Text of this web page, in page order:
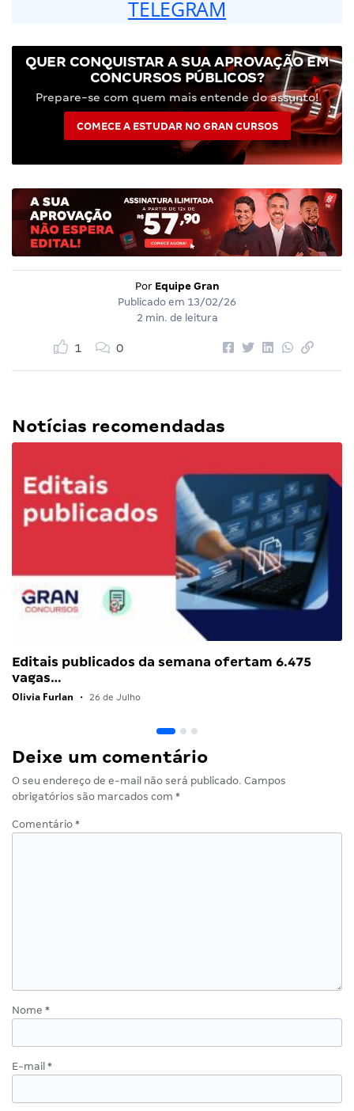
TELEGRAM
QUER CONQUISTAR A SUA APROVAÇÃO EM
CONCURSOS PÚBLICOS?
Prepare-se com quem mais entende do assunto!
COMECE A ESTUDAR NO GRAN CURSOS
Por Equipe Gran
Publicado em 13/02/26
2 min. de leitura
1 0
Notícias recomendadas
Editais publicados da semana ofertam 6.475
vagas…
Olivia Furlan • 26 de Julho
Deixe um comentário
O seu endereço de e-mail não será publicado. Campos
obrigatórios são marcados com *
Comentário *
Nome *
E-mail *